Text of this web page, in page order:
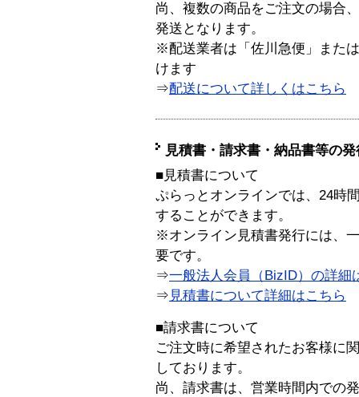
尚、複数の商品をご注文の場合
発送となります。
※配送業者は「佐川急便」また
けます
⇒配送について詳しくはこちら
見積書・請求書・納品書等の
■見積書について
ぷらっとオンラインでは、24時
することができます。
※オンライン見積書発行には、
要です。
⇒一般法人会員（BizID）の詳細
⇒ 見積書について詳細はこちら
■請求書について
ご注文時に希望されたお客様に
しております。
尚、請求書は、営業時間内での